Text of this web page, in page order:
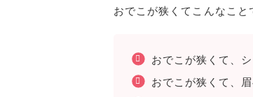
おでこが狭くてこんなこと
おでこが狭くて、
おでこが狭くて、